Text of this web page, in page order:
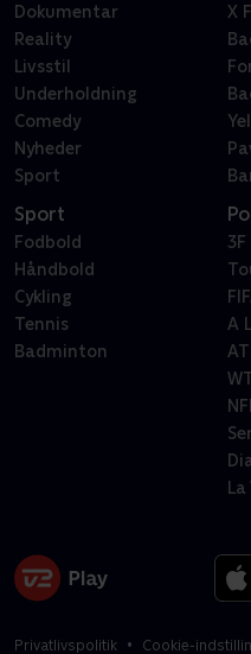
Dokumentar
Reality
Livsstil
Underholdning
Comedy
Nyheder
Sport
X
Sport
Fodbold
Håndbold
Cykling
Tennis
Badminton
3F
A
NFL
Privatlivspolitik Cookie-